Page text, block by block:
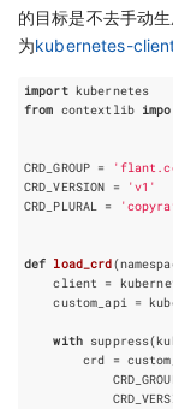
的目标是不去手动
为kubernetes-
import kubernetes
from contextlib
CRD_GROUP =
CRD_VERSION
=
'v1'
CRD_PLURAL =
def load_crd (
client
=
custom_api =
with suppress(
crd
=